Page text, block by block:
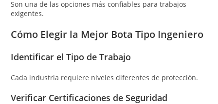
Son una de las opciones más confiables para trabajos
exigentes.
Cómo Elegir la Mejor Bota Tipo Ingeniero
Identificar el Tipo de Trabajo
Cada industria requiere niveles diferentes de protección.
Verificar Certificaciones de Seguridad